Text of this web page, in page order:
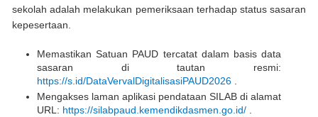
sekolah adalah melakukan pemeriksaan terhadap status sasaran
kepesertaan.
Memastikan Satuan PAUD tercatat dalam basis data
sasaran di tautan resmi:
https://s.id/DataVervalDigitalisasiPAUD2026
Mengakses laman aplikasi pendataan SILAB di alamat
URL: https://silabpaud.kemendikdasmen.go.id/